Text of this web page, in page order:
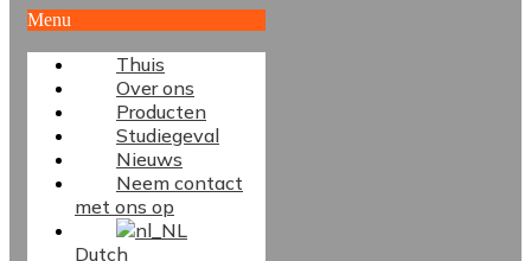
Menu
Thuis
Over ons
Producten
Studiegeval
Nieuws
Neem contact
met ons op
Dutch